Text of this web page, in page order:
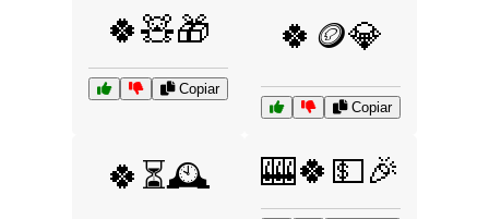
🍀🧸🎁
Copiar
🍀🪙💎
Copiar
🍀⏳🕰️ 🎰🍀💵🎉